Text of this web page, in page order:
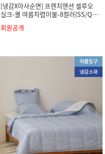
[냉감X아사순면] 프렌치맨션 셀루오
실크-쿨 여름차렵이불-8컬러(SS/Q/
회원공개